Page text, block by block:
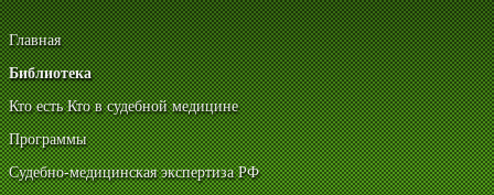
Главная
Библиотека
Кто есть Кто в судебной медицине
Программы
Судебно-медицинская экспертиза РФ